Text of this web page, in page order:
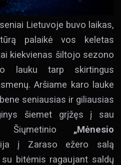
Lietuvoje buvo laikas,
palaikė vos keletas
kiekvienas šiltojo sezono
lauku tarp skirtingus
Aršiame karo lauke
seniausias ir giliausias
šiemet grįžęs į sau
Šiųmetinio „Mėnesio
į Zaraso ežero salą
bitėmis ragaujant saldų